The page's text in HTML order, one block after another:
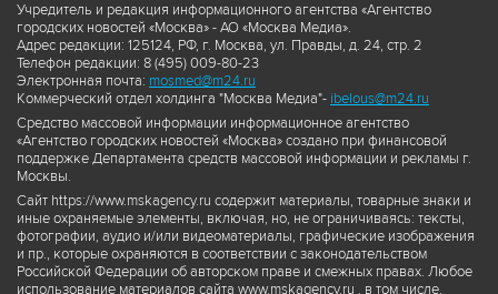
Учредитель и редакция информационного агентства «Агентство
городских новостей «Москва» - АО «Москва Медиа».
Адрес редакции: 125124, РФ, г. Москва, ул. Правды, д. 24, стр. 2
Телефон редакции: 8 (495) 009-80-23
Электронная почта: mosmed@m24.ru
Коммерческий отдел холдинга "Москва Медиа"- ibelous@m24.ru
Средство массовой информации информационное агентство
«Агентство городских новостей «Москва» создано при финансовой
поддержке Департамента средств массовой информации и рекламы г.
Москвы.
Сайт https://www.mskagency.ru содержит материалы, товарные знаки и
иные охраняемые элементы, включая, но, не ограничиваясь: тексты,
фотографии, аудио и/или видеоматериалы, графические изображения
и пр., которые охраняются в соответствии с законодательством
Российской Федерации об авторском праве и смежных правах. Любое
использование материалов сайта www.mskagency.ru , в том числе,